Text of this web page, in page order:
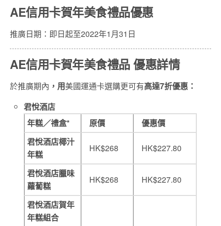
AE信用卡賀年美食禮品優惠
推廣日期：即日起至2022年1月31日
AE信用卡賀年美食禮品 優惠詳情
於推廣期內 ，用美國運通卡選購更可有高達7折優惠：
君悅酒店
年糕／禮盒*
原價
優惠價
君悅酒店椰汁
年糕
HK$268 HK$227.80
君悅酒店臘味
蘿蔔糕
HK$268 HK$227.80
君悅酒店賀年
年糕組合